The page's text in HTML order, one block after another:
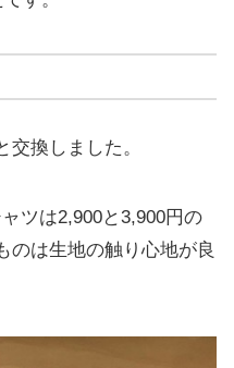
換しました。
ツは2,900と3,900円の
のは生地の触り心地が良